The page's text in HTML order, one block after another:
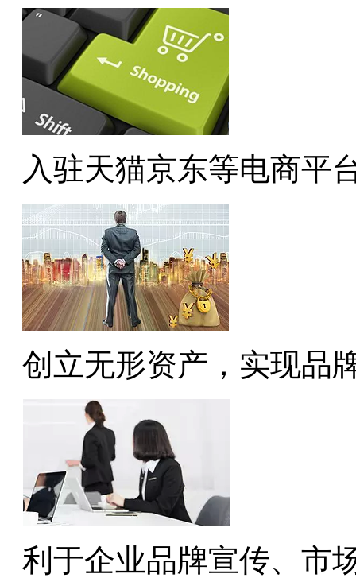
入驻天猫京东等电商平
创立无形资产，实现品
利于企业品牌宣传、市